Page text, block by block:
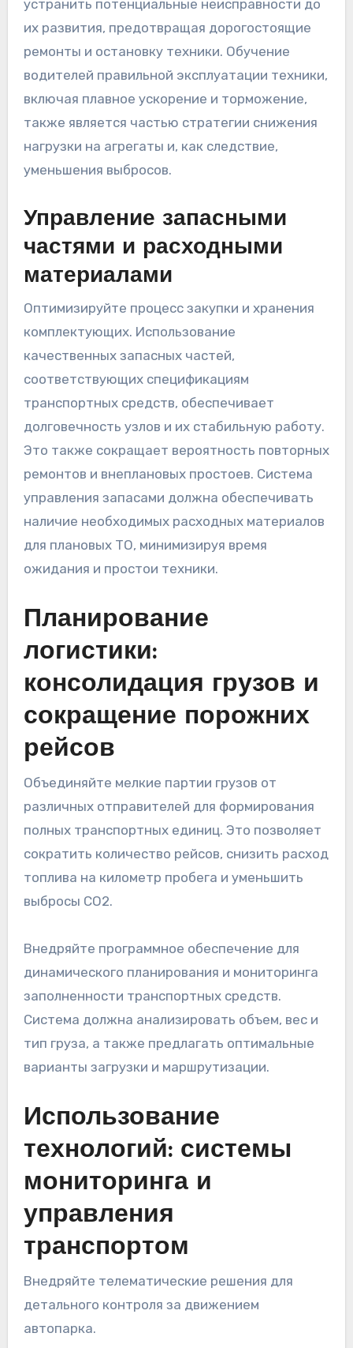
устранить потенциальные неисправности до
их развития, предотвращая дорогостоящие
ремонты и остановку техники. Обучение
водителей правильной эксплуатации техники,
включая плавное ускорение и торможение,
также является частью стратегии снижения
нагрузки на агрегаты и, как следствие,
уменьшения выбросов.
Управление запасными
частями и расходными
материалами
Оптимизируйте процесс закупки и хранения
комплектующих. Использование
качественных запасных частей,
соответствующих спецификациям
транспортных средств, обеспечивает
долговечность узлов и их стабильную работу.
Это также сокращает вероятность повторных
ремонтов и внеплановых простоев. Система
управления запасами должна обеспечивать
наличие необходимых расходных материалов
для плановых ТО, минимизируя время
ожидания и простои техники.
Планирование
логистики:
консолидация грузов и
сокращение порожних
рейсов
Объединяйте мелкие партии грузов от
различных отправителей для формирования
полных транспортных единиц. Это позволяет
сократить количество рейсов, снизить расход
топлива на километр пробега и уменьшить
выбросы CO2.
Внедряйте программное обеспечение для
динамического планирования и мониторинга
заполненности транспортных средств.
Система должна анализировать объем, вес и
тип груза, а также предлагать оптимальные
варианты загрузки и маршрутизации.
Использование
технологий: системы
мониторинга и
управления
транспортом
Внедряйте телематические решения для
детального контроля за движением
автопарка.